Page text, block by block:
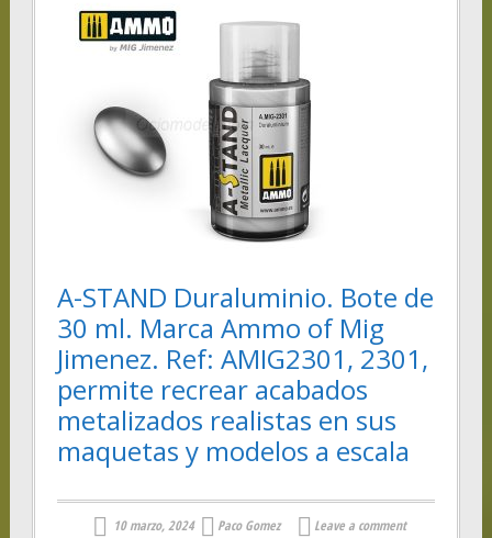
A-STAND Duraluminio. Bote de
30 ml. Marca Ammo of Mig
Jimenez. Ref: AMIG2301, 2301,
permite recrear acabados
metalizados realistas en sus
maquetas y modelos a escala
10 marzo, 2024 Paco Gomez Leave a comment